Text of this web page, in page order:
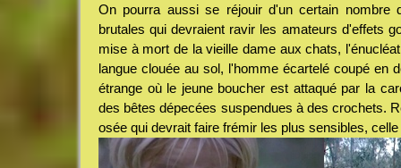
On pourra aussi se réjouir d'un certain nombre
brutales qui devraient ravir les amateurs d'effets
mise à mort de la vieille dame aux chats,
langue clouée au sol, l'homme écartelé coupé en
étrange où le jeune boucher est attaqué par la
des bêtes dépecées suspendues à des crochets.
osée qui devrait faire frémir les plus sensibles,